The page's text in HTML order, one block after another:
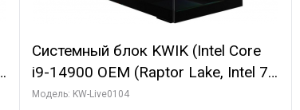
Системный блок KWIK (Intel Core
i9-14900 OEM (Raptor Lake, Intel 7,
C24 16EC/8PC// 64 ГБ ОЗУ (2
Модель: KW-Live0104